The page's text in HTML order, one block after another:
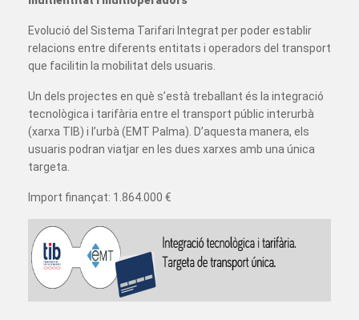
Evolució del Sistema Tarifari Integrat per poder establir
relacions entre diferents entitats i operadors del transport
que facilitin la mobilitat dels usuaris.
Un dels projectes en què s’està treballant és la integració
tecnològica i tarifària entre el transport públic interurbà
(xarxa TIB) i l’urbà (EMT Palma). D’aquesta manera, els
usuaris podran viatjar en les dues xarxes amb una única
targeta.
Import finançat: 1.864.000 €